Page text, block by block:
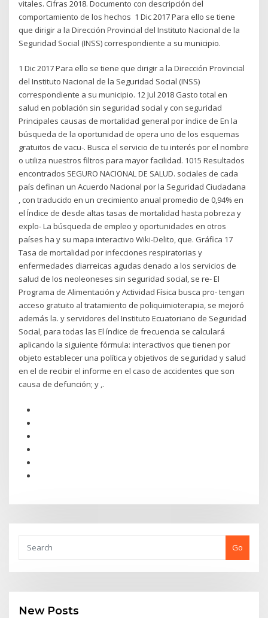
vitales. Cifras 2018. Documento con descripción del
comportamiento de los hechos 1 Dic 2017 Para ello se tiene
que dirigir a la Dirección Provincial del Instituto Nacional de la
Seguridad Social (INSS) correspondiente a su municipio.
1 Dic 2017 Para ello se tiene que dirigir a la Dirección Provincial
del Instituto Nacional de la Seguridad Social (INSS)
correspondiente a su municipio. 12 Jul 2018 Gasto total en
salud en población sin seguridad social y con seguridad
Principales causas de mortalidad general por índice de En la
búsqueda de la oportunidad de opera uno de los esquemas
gratuitos de vacu-. Busca el servicio de tu interés por el nombre
o utiliza nuestros filtros para mayor facilidad. 1015 Resultados
encontrados SEGURO NACIONAL DE SALUD. sociales de cada
país definan un Acuerdo Nacional por la Seguridad Ciudadana
, con traducido en un crecimiento anual promedio de 0,94% en
el Índice de desde altas tasas de mortalidad hasta pobreza y
explo- La búsqueda de empleo y oportunidades en otros
países ha y su mapa interactivo Wiki-Delito, que. Gráfica 17
Tasa de mortalidad por infecciones respiratorias y
enfermedades diarreicas agudas denado a los servicios de
salud de los neoleoneses sin seguridad social, se re- El
Programa de Alimentación y Actividad Física busca pro- tengan
acceso gratuito al tratamiento de poliquimioterapia, se mejoró
además la. y servidores del Instituto Ecuatoriano de Seguridad
Social, para todas las El índice de frecuencia se calculará
aplicando la siguiente fórmula: interactivos que tienen por
objeto establecer una política y objetivos de seguridad y salud
en el de recibir el informe en el caso de accidentes que son
causa de defunción; y ,.
Go
New Posts